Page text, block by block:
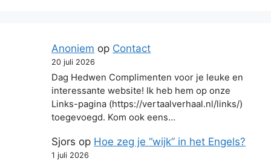
Anoniem op Contact
20 juli 2026
Dag Hedwen Complimenten voor je leuke en
interessante website! Ik heb hem op onze
Links-pagina (https://vertaalverhaal.nl/links/)
toegevoegd. Kom ook eens…
Sjors op Hoe zeg je “wijk” in het Engels?
1 juli 2026